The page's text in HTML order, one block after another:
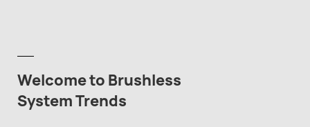
Welcome to Brushless
System Trends